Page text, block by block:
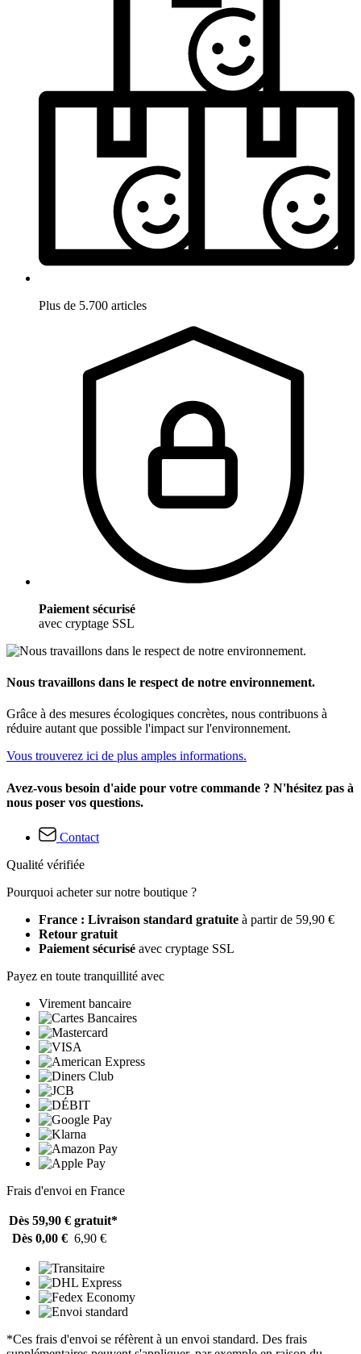
Plus de 5.700 articles
Paiement sécurisé
avec cryptage SSL
Nous travaillons dans le respect de notre environnement.
Grâce à des mesures écologiques concrètes, nous contribuons à
réduire autant que possible l'impact sur l'environnement.
Vous trouverez ici de plus amples informations.
Avez-vous besoin d'aide pour votre commande ? N'hésitez pas à
nous poser vos questions.
Contact
Qualité vérifiée
Pourquoi acheter sur notre boutique ?
France : Livraison standard gratuite à partir de 59,90 €
Retour gratuit
Paiement sécurisé avec cryptage SSL
Payez en toute tranquillité avec
Virement bancaire
Frais d'envoi en France
Dès 59,90 € gratuit*
Dès 0,00 € 6,90 €
*Ces frais d'envoi se réfèrent à un envoi standard. Des frais